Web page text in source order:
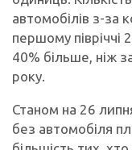
автомобілів з-за
першому півріччі
40% більше, ніж
року.
Станом на 26
без автомобіля